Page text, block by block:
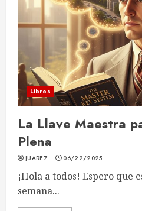
Libros
La Llave Maestra
Plena
JUAREZ 06/22/2025
¡Hola a todos! Espero que
semana...